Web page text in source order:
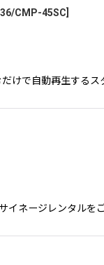
CMP-45SC
で自動再生するス
ネージレンタル